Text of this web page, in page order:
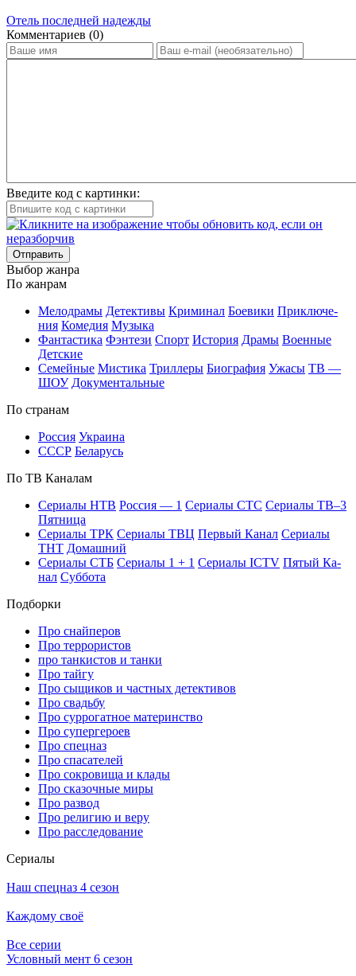
Отель последней надежды
Ком­мен­та­ри­ев (0)
Введите код с картинки:
Отправить
Вы­бор жан­ра
По жан­рам
Ме­ло­дра­мы Де­тек­ти­вы Кри­ми­нал Бое­ви­ки При­клю­че­
ния Ко­ме­дия Му­зы­ка
Фан­та­сти­ка Фэн­те­зи Спорт Ис­то­рия Дра­мы Во­ен­ные
Дет­ские
Се­мей­ные Мис­ти­ка Трил­ле­ры Био­гра­фия Ужа­сы ТВ —
ШОУ До­ку­мен­таль­ные
По стра­нам
Рос­сия Ук­раи­на
СССР Бе­ла­русь
По ТВ Ка­на­лам
Се­риа­лы НТВ Рос­сия — 1 Се­риа­лы СТС Се­риа­лы ТВ–3
Пят­ни­ца
Се­риа­лы ТРК Се­риа­лы ТВЦ Пер­вый Ка­нал Се­риа­лы
ТНТ До­маш­ний
Се­риа­лы СТБ Се­риа­лы 1 + 1 Се­риа­лы ICTV Пя­тый Ка­
нал Суб­бо­та
Подборки
Про снайперов
Про террористов
про танкистов и танки
Про тайгу
Про сыщиков и частных детективов
Про свадьбу
Про суррогатное материнство
Про супергероев
Про спецназ
Про спасателей
Про сокровища и клады
Про сказочные миры
Про развод
Про религию и веру
Про расследование
Се­риа­лы
Наш спецназ 4 сезон
Каждому своё
Все серии
Условный мент 6 сезон